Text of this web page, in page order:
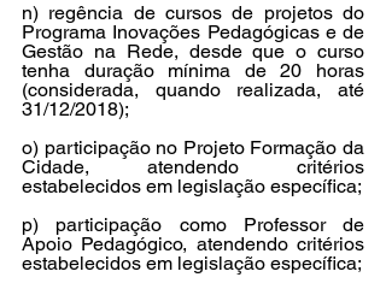
n) regência de cursos de projetos do
Programa Inovações Pedagógicas e de
Gestão na Rede, desde que o curso
tenha duração mínima de 20 horas
(considerada, quando realizada, até
31/12/2018);
o) participação no Projeto Formação da
Cidade, atendendo critérios
p) participação como Professor de
Apoio Pedagógico, atendendo critérios